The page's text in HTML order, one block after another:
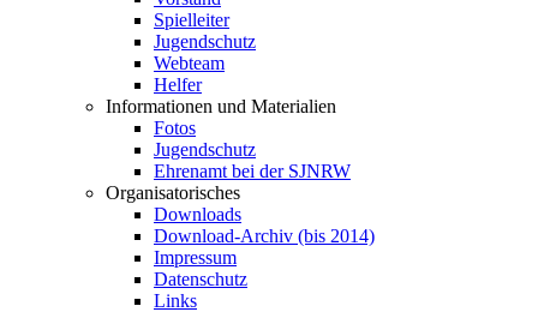
Spielleiter
Jugendschutz
Webteam
Helfer
Informationen und Materialien
Fotos
Jugendschutz
Ehrenamt bei der SJNRW
Organisatorisches
Downloads
Download-Archiv (bis 2014)
Impressum
Datenschutz
Links